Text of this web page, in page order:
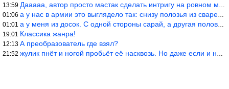
13:59 Дааааа, автор просто мастак сделать интригу на ровном месте! А н
01:06 а у нас в армии это выглядело так: снизу полозья из сваренные тр
01:01 а у меня из досок. С одной стороны сарай, а другая половина — ду
19:01 Классика жанра!
12:13 А преобразователь где взял?
21:52 жулик пнёт и ногой пробьёт её насквозь. Но даже если и никогда н